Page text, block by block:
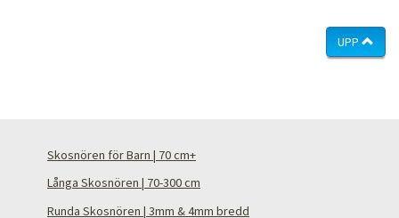
UPP
Skosnören för Barn | 70 cm+
Långa Skosnören | 70-300 cm
Runda Skosnören | 3mm & 4mm bredd